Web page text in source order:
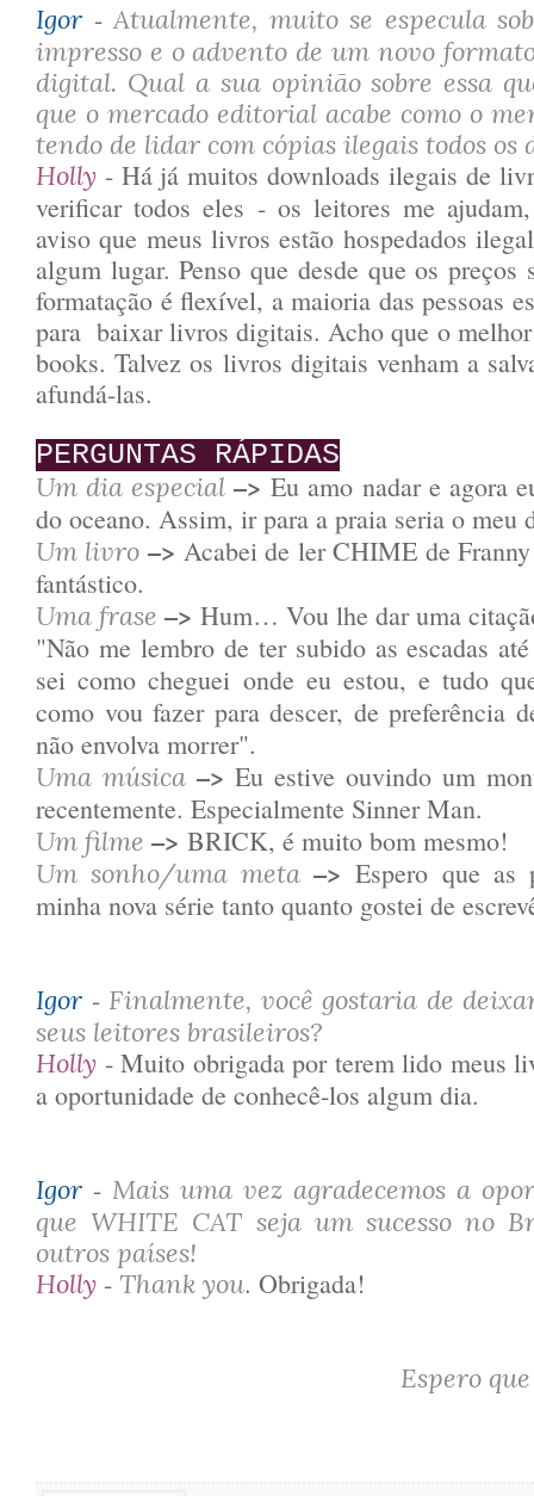
Igor - Atualmente, muito se especula
impresso e o advento de um novo
digital. Qual a sua opinião sobre essa
que o mercado editorial acabe como o
tendo de lidar com cópias ilegais todos os
Holly - Há já muitos downloads ilegais de
verificar todos eles - os leitores me
aviso que meus livros estão hospedados
algum lugar. Penso que desde que os preços
formatação é flexível, a maioria das pessoas
para baixar livros digitais. Acho que o
books. Talvez os livros digitais venham a
afundá-las.
PERGUNTAS RÁPIDAS
Um dia especial–> Eu amo nadar e agora
do oceano. Assim, ir para a praia seria o meu
Um livro –>Acabei de ler CHIME de
fantástico.
Uma frase –> Hum… Vou lhe dar uma
"Não me lembro de ter subido as escadas
sei como cheguei onde eu estou, e tudo
como vou fazer para descer, de preferência
não envolva morrer".
Uma música–> Eu estive ouvindo um
recentemente. Especialmente Sinner Man.
Um filme –> BRICK, é muito bom mesmo!
Um sonho/uma meta –>Espero que as
minha nova série tanto quanto gostei de
Igor - Finalmente, você gostaria de
seus leitores brasileiros?
Holly - Muito obrigada por terem lido meus
a oportunidade de conhecê-los algum dia.
Igor - Mais uma vez agradecemos a
que WHITE CAT seja um sucesso no
outros países!
Holly - Thank you. Obrigada!
Espero